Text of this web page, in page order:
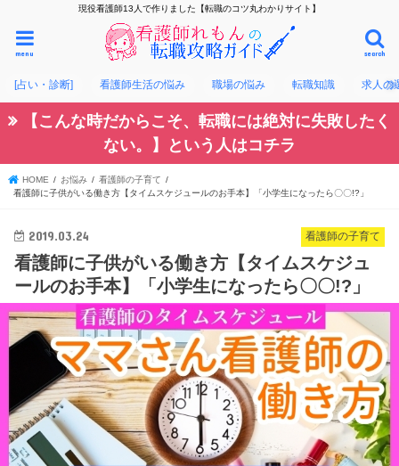
現役看護師13人で作りました【転職のコツ丸わかりサイト】
search
menu
[占い・診断] 看護師生活の悩み 職場の悩み 転職知識 求人の
【こんな時だからこそ、転職には絶対に失敗したく
ない。】という人はコチラ
HOME お悩み
看護師の子育て
看護師に子供がいる働き方【タイムスケジュールのお手本】「小学生になったら〇〇!?」
看護師の子育て
2019.03.24
看護師に子供がいる働き方【タイムスケジュ
ールのお手本】「小学生になったら〇〇!?」